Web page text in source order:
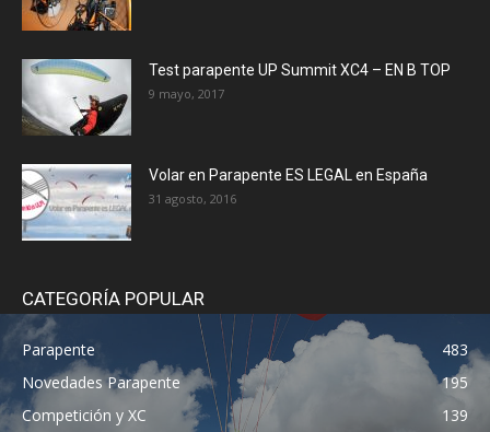
Test parapente UP Summit XC4 – EN B TOP
9 mayo, 2017
Volar en Parapente ES LEGAL en España
31 agosto, 2016
CATEGORÍA POPULAR
Parapente
483
Novedades Parapente
195
Competición y XC
139